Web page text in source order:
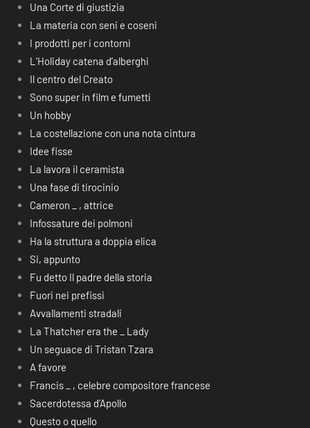
Una Corte di giustizia
La materia con seni e coseni
I prodotti per i contorni
L’Holiday catena d’alberghi
Il centro del Creato
Sono super in film e fumetti
Un hobby
La costellazione con una nota cintura
Idee fisse
La lavora il ceramista
Una fase di tirocinio
Cameron _ , attrice
Infossature dei polmoni
Ha la struttura a doppia elica
Si, appunto
Fu detto Il padre della storia
Fuori nei prefissi
Avvallamenti stradali
La Thatcher era the _ Lady
Un seguace di Tristan Tzara
A favore
Francis _ , celebre compositore francese
Sacerdotessa d’Apollo
Questo o quello